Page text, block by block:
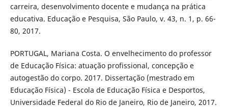
carreira, desenvolvimento docente e mudança na prática
educativa. Educação e Pesquisa, São Paulo, v. 43, n. 1, p. 66-
80, 2017.
PORTUGAL, Mariana Costa. O envelhecimento do professor
de Educação Física: atuação profissional, concepção e
autogestão do corpo. 2017. Dissertação (mestrado em
Educação Física) - Escola de Educação Física e Desportos,
Universidade Federal do Rio de Janeiro, Rio de Janeiro, 2017.